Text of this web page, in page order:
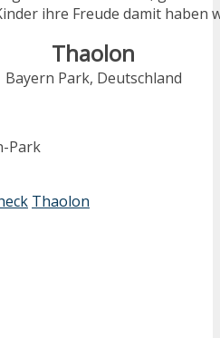
ihre Freude damit haben
Thaolon
Bayern Park, Deutschland
Park
Thaolon